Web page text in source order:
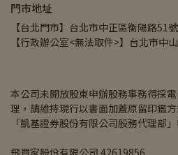
門市地址
【台北門市】台北市中正區衡陽路51
【行政辦公室<無法取件>】台北市中
本公司未開放股東申辦股務事務得採
理，請維持現行以書面加蓋原留印鑑
「凱基證券股份有限公司股務代理部」
飛買家股份有限公司 42619856